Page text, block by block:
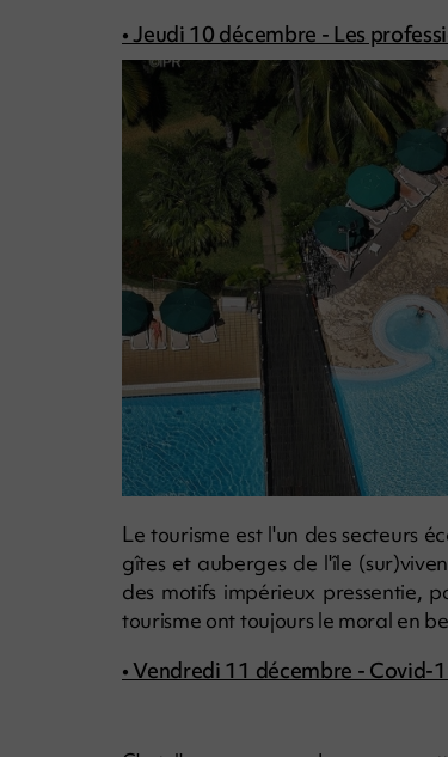
• Jeudi 10 décembre - Les
Le tourisme est l'un des secteurs
gîtes et auberges de l'île
des motifs impérieux pressentie,
tourisme ont toujours le moral en
• Vendredi 11 décembre - Covid-